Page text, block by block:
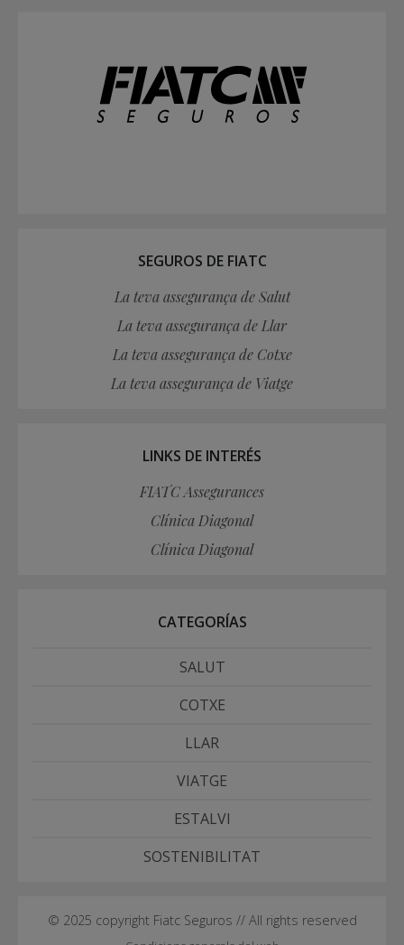
SEGUROS DE FIATC
La teva assegurança de Salut
La teva assegurança de Llar
La teva assegurança de Cotxe
La teva assegurança de Viatge
LINKS DE INTERÉS
FIATC Assegurances
Clínica Diagonal
Clínica Diagonal
CATEGORÍAS
SALUT
COTXE
LLAR
VIATGE
ESTALVI
SOSTENIBILITAT
© 2025 copyright Fiatc Seguros // All rights reserved